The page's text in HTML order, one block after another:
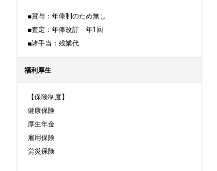
■賞与：年俸制のため無し
■査定：年俸改訂　年1回
■諸手当：残業代
福利厚生
【保険制度】
健康保険
厚生年金
雇用保険
労災保険